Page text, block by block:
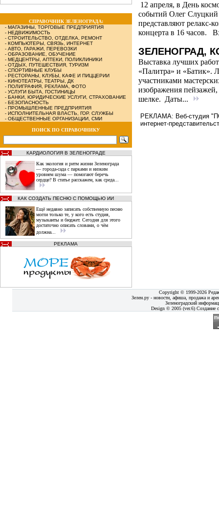
СПРАВОЧНИК ЗЕЛЕНОГРАДА:
- МАГАЗИНЫ, ТОРГОВЫЕ ПРЕДПРИЯТИЯ
- НЕДВИЖИМОСТЬ
- СТРОИТЕЛЬСТВО, ОТДЕЛКА, РЕМОНТ
- КОМПЬЮТЕРЫ, СВЯЗЬ, ИНТЕРНЕТ
- АВТО, ГАРАЖИ, ПЕРЕВОЗКИ
- ОБРАЗОВАНИЕ, ОБУЧЕНИЕ
- МЕДЦЕНТРЫ, АПТЕКИ, ПОЛИКЛИНИКИ
- ОТДЫХ, ПУТЕШЕСТВИЯ, ТУРИЗМ
- СПОРТИВНЫЕ КЛУБЫ
- РЕСТОРАНЫ, КЛУБЫ, КАФЕ И ПИЦЦЕРИИ
- КИНОТЕАТРЫ, ТЕАТРЫ, ДК
- ПОЛИГРАФИЯ, РЕКЛАМА, ФОТО
- УСЛУГИ БЫТА, ГОСТИНИЦЫ
- БАНКИ, ЮРИДИЧЕСКИЕ УСЛУГИ, СТРАХОВАНИЕ
- БЕЗОПАСНОСТЬ
- ПРОМЫШЛЕННЫЕ ПРЕДПРИЯТИЯ
- ИСПОЛНИТЕЛЬНАЯ ВЛАСТЬ, ГОР. СЛУЖБЫ
- ОБЩЕСТВЕННЫЕ ОРГАНИЗАЦИИ, СМИ
ПОИСК ПО СПРАВОЧНИКУ
КАРДИОЛОГИЯ В ЗЕЛЕНОГРАДЕ
Как экология и ритм жизни Зеленограда
— города‑сада с парками и низким
уровнем шума — помогают беречь
сердце? В статье расскажем, как среда...
КАК СОЗДАТЬ ПЕСНЮ С ПОМОЩЬЮ ИИ
Ещё недавно записать собственную песню
могли только те, у кого есть студия,
музыканты и бюджет. Сегодня для этого
достаточно описать словами, о чём
должна...
РЕКЛАМА
12 апреля, в День
событий Олег Слуцкий
представляют релакс-
концерта в 16 часов.
ЗЕЛЕНОГРАД,
Выставка лучших
«Палитра» и «Батик».
участниками
изображения
шелке. Даты...
РЕКЛАМА: Веб-студия
интернет-
Copyright © 1999-2026
Зелен.ру - новости, афиша, продажа и
Зеленоградский
Design © 2005 (ver.6) Создание